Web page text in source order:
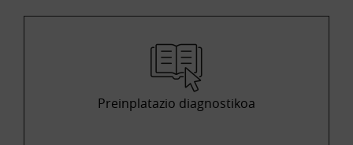
Preinplatazio diagnostikoa